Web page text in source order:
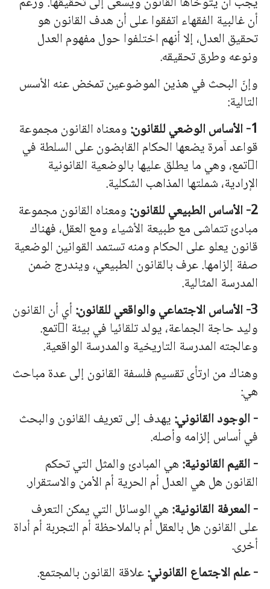
أن غالبية الفقهاء اتفقوا على أن هدف القانون هو
تحقيق العدل، إلا أنهم اختلفوا حول مفهوم العدل
ونوعه وطرق تحقيقه.
وإنّ البحث في هذين الموضوعين تمخض عنه الأسس
التالية:
1- الأساس الوضعي للقانون:
ومعناه القانون مجموعة
قواعد آمرة يضعها الحكام القابضون على السلطة في
اتمع، وهي ما يطلق عليها بالوضعية القانونية
الإرادية، شملتها المذاهب الشكلية.
2- الأساس الطبيعي للقانون:
ومعناه القانون مجموعة
مبادئ تتماشى مع طبيعة الأشياء ومع العقل، فهناك
قانون يعلو على الحكام ومنه تستمد القوانين الوضعية
صفة إلزامها. عرف بالقانون الطبيعي، ويندرج ضمن
المدرسة المثالية.
3- الأساس الاجتماعي والواقعي للقانون:
أي أن القانون
وليد حاجة الجماعة، يولد تلقائيا في بيئة اتمع.
وعالجته المدرسة التاريخية والمدرسة الواقعية.
وهناك من ارتأى تقسيم فلسفة القانون إلى عدة مباحث
هي:
- الوجود القانوني:يهدف إلى تعريف القانون والبحث
في أساس إلزامه وأصله.
- القيم القانونية:هي المبادئ والمثل التي تحكم
القانون هل هي العدل أم الحرية أم الأمن والاستقرار.
- المعرفة القانونية:هي الوسائل التي يمكن التعرف
على القانون هل بالعقل أم بالملاحظة أم التجربة أم أداة
أخرى.
- علم الاجتماع القانوني:علاقة القانون بالمجتمع.